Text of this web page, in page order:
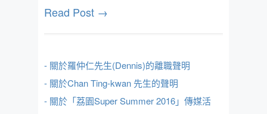
Read Post →
- 關於羅仲仁先生(Dennis)的離職聲明
- 關於Chan Ting-kwan 先生的聲明
- 關於「荔園Super Summer 2016」傳媒活